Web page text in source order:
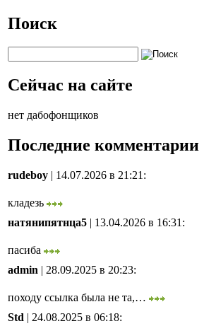
Поиск
Сейчас на сайте
нет дабофонщиков
Последние комментарии
rudeboy | 14.07.2026 в 21:21 :
кладезь
натянипятнца5 | 13.04.2026 в 16:31 :
пасиба
admin | 28.09.2025 в 20:23:
походу ссылка была не та,…
Std | 24.08.2025 в 06:18: